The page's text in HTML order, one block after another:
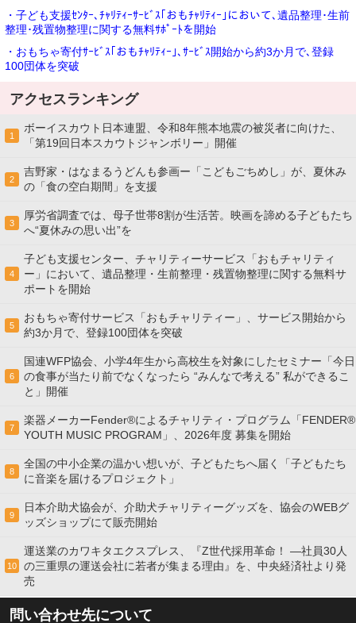
・子ども支援ｾﾝﾀｰ､ﾁｬﾘﾃｨｰｻｰﾋﾞｽ｢おもﾁｬﾘﾃｨｰ｣において､遺品整理･生前
整理･残置物整理に関する無料ｻﾎﾟｰﾄを開始
・おもちゃ寄付ｻｰﾋﾞｽ｢おもﾁｬﾘﾃｨｰ｣､ｻｰﾋﾞｽ開始から約3か月で､登録
100団体を突破
アクセスランキング
1
ボーイスカウト日本連盟、令和8年熊本地震の被災者に向けた、
「第19回日本スカウトジャンボリー」開催
2
吉野家・はなまるうどんも参画ー「こどもごちめし」が、夏休み
の「食の空白期間」を支援
3
厚労省調査では、母子世帯8割が生活苦。映画を諦める子どもたち
へ“夏休みの思い出”を
4
子ども支援センター、チャリティーサービス「おもチャリティ
ー」において、遺品整理・生前整理・残置物整理に関する無料サ
ポートを開始
5
おもちゃ寄付サービス「おもチャリティー」、サービス開始から
約3か月で、登録100団体を突破
6
国連WFP協会、小学4年生から高校生を対象にしたセミナー「今日
の食事が当たり前でなくなったら “みんなで考える” 私ができるこ
と」開催
7
楽器メーカーFender®によるチャリティ・プログラム「FENDER®︎
YOUTH MUSIC PROGRAM」、2026年度 募集を開始
8
全国の中小企業の温かい想いが、子どもたちへ届く「子どもたち
に音楽を届けるプロジェクト」
9
日本介助犬協会が、介助犬チャリティーグッズを、協会のWEBグ
ッズショップにて販売開始
10
運送業のカワキタエクスプレス、『Z世代採用革命！ ―社員30人
の三重県の運送会社に若者が集まる理由』を、中央経済社より発
売
問い合わせ先について